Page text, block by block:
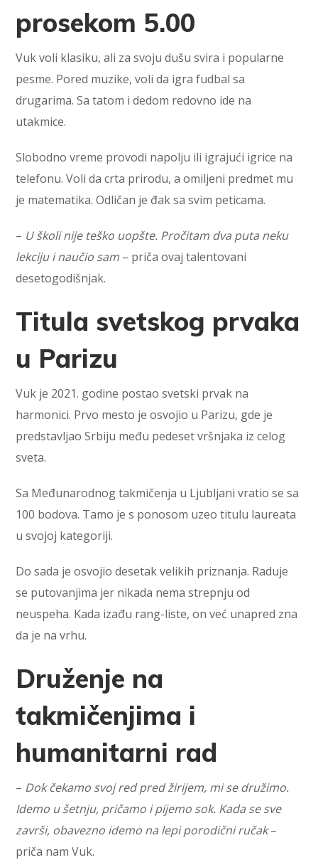
prosekom 5.00
Vuk voli klasiku, ali za svoju dušu svira i popularne
pesme. Pored muzike, voli da igra fudbal sa
drugarima. Sa tatom i dedom redovno ide na
utakmice.
Slobodno vreme provodi napolju ili igrajući igrice na
telefonu. Voli da crta prirodu, a omiljeni predmet mu
je matematika. Odličan je đak sa svim peticama.
– U školi nije teško uopšte. Pročitam dva puta neku
lekciju i naučio sam – priča ovaj talentovani
desetogodišnjak.
Titula svetskog prvaka
u Parizu
Vuk je 2021. godine postao svetski prvak na
harmonici. Prvo mesto je osvojio u Parizu, gde je
predstavljao Srbiju među pedeset vršnjaka iz celog
sveta.
Sa Međunarodnog takmičenja u Ljubljani vratio se sa
100 bodova. Tamo je s ponosom uzeo titulu laureata
u svojoj kategoriji.
Do sada je osvojio desetak velikih priznanja. Raduje
se putovanjima jer nikada nema strepnju od
neuspeha. Kada izađu rang-liste, on već unapred zna
da je na vrhu.
Druženje na
takmičenjima i
humanitarni rad
– Dok čekamo svoj red pred žirijem, mi se družimo.
Idemo u šetnju, pričamo i pijemo sok. Kada se sve
završi, obavezno idemo na lepi porodični ručak–
priča nam Vuk.